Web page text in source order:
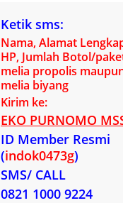
Ketik sms:
Nama, Alamat
HP, Jumlah Botol/
melia propolis
melia biyang
Kirim ke:
EKO PURNOMO
ID Member Resmi
(indok0473g)
SMS/ CALL
0821 1000 9224